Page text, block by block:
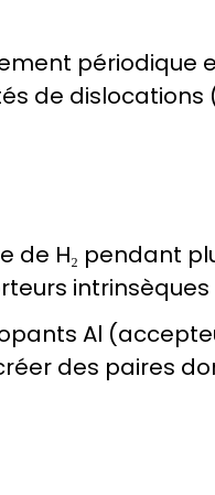
périodique
de dislocations
de H₂ pendant
intrinsèques
Al
des paires